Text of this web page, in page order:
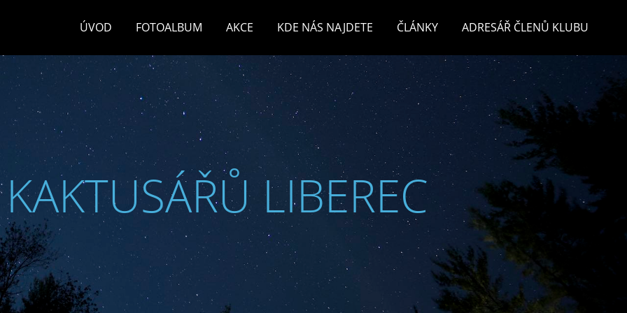
ÚVOD FOTOALBUM AKCE KDE NÁS NAJDETE ČLÁNKY ADRESÁŘ ČLENŮ KLUBU
LIBEREC